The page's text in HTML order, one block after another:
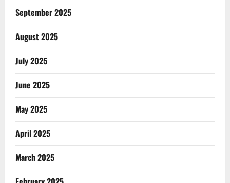
September 2025
August 2025
July 2025
June 2025
May 2025
April 2025
March 2025